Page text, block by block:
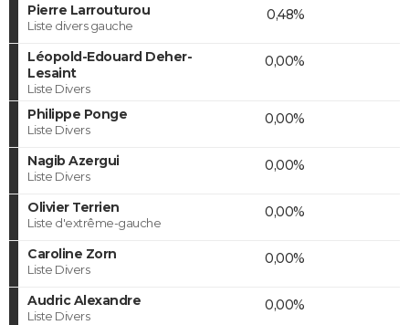
Pierre Larrouturou
Liste divers gauche
0,48%
Léopold-Edouard Deher-
Lesaint
Liste Divers
0,00%
Philippe Ponge
Liste Divers
0,00%
Nagib Azergui
Liste Divers
0,00%
Olivier Terrien
Liste d'extrême-gauche
0,00%
Caroline Zorn
Liste Divers
0,00%
Audric Alexandre
Liste Divers
0,00%